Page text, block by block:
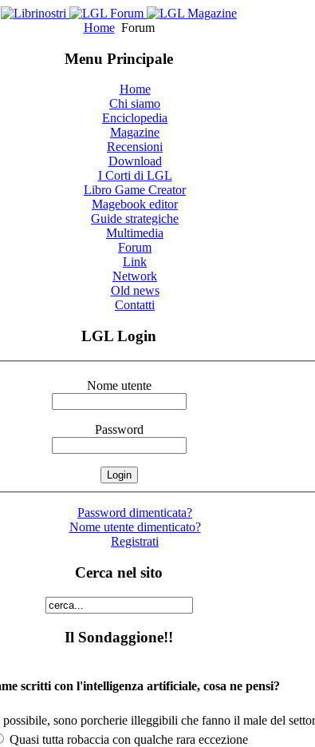
Home Forum
Menu Principale
Home
Chi siamo
Enciclopedia
Magazine
Recensioni
Download
I Corti di LGL
Libro Game Creator
Magebook editor
Guide strategiche
Multimedia
Forum
Link
Network
Old news
Contatti
LGL Login
Nome utente
Password
Password dimenticata?
Nome utente dimenticato?
Registrati
Cerca nel sito
Il Sondaggione!!
scritti con l'intelligenza artificiale, cosa ne pensi?
sono porcherie illeggibili che fanno il male del
Quasi tutta robaccia con qualche rara eccezione